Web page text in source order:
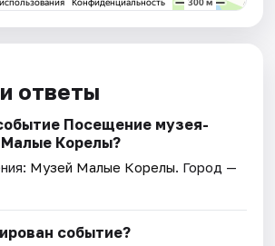
ответы
Посещение музея-
Корелы?
Музей Малые Корелы. Город —
событие?